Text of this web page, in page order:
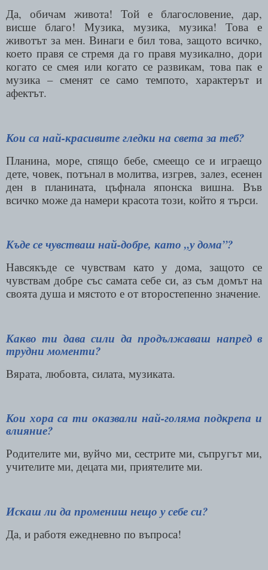
Да, обичам живота! Той е благословение, дар,
висше благо! Музика, музика, музика! Това е
животът за мен. Винаги е бил това, защото всичко,
което правя се стремя да го правя музикално, дори
когато се смея или когато се развикам, това пак е
музика – сменят се само темпото, характерът и
афектът.
Кои са най-красивите гледки на света за теб?
Планина, море, спящо бебе, смеещо се и играещо
дете, човек, потънал в молитва, изгрев, залез, есенен
ден в планината, цъфнала японска вишна. Във
всичко може да намери красота този, който я търси.
Къде се чувстваш най-добре, като „у дома”?
Навсякъде се чувствам като у дома, защото се
чувствам добре със самата себе си, аз съм домът на
своята душа и мястото е от второстепенно значение.
Какво ти дава сили да продължаваш напред в
трудни моменти?
Вярата, любовта, силата, музиката.
Кои хора са ти оказвали най-голяма подкрепа и
влияние?
Родителите ми, вуйчо ми, сестрите ми, съпругът ми,
учителите ми, децата ми, приятелите ми.
Искаш ли да промениш нещо у себе си?
Да, и работя ежедневно по въпроса!